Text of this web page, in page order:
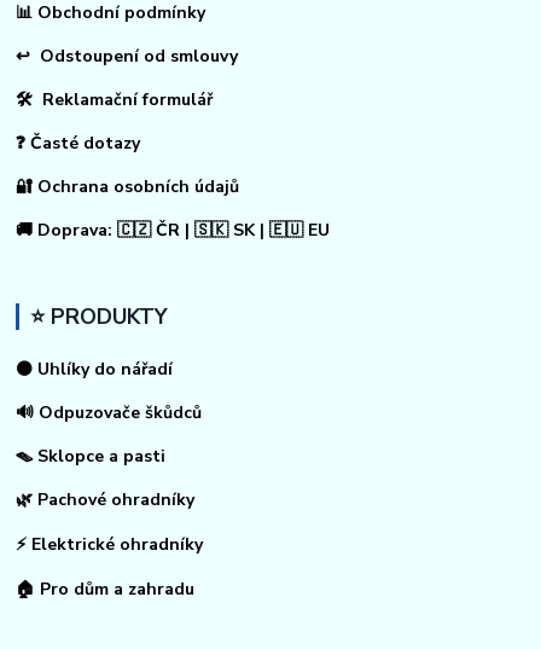
📊 Obchodní podmínky
↩ Odstoupení od smlouvy
🛠 Reklamační formulář
❓ Časté dotazy
🔐 Ochrana osobních údajů
🚚 Doprava: 🇨🇿 ČR | 🇸🇰 SK | 🇪🇺 EU
⭐ PRODUKTY
⚫ Uhlíky do nářadí
🔊 Odpuzovače škůdců
🪤 Sklopce a pasti
🌿 Pachové ohradníky
⚡ Elektrické ohradníky
🏠 Pro dům a zahradu